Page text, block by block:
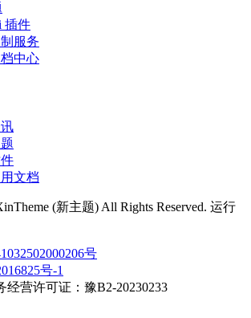
插件
制服务
中心
用文档
(新主题) All Rights Reserved. 运行
号
号-1
经营许可证：豫B2-20230233